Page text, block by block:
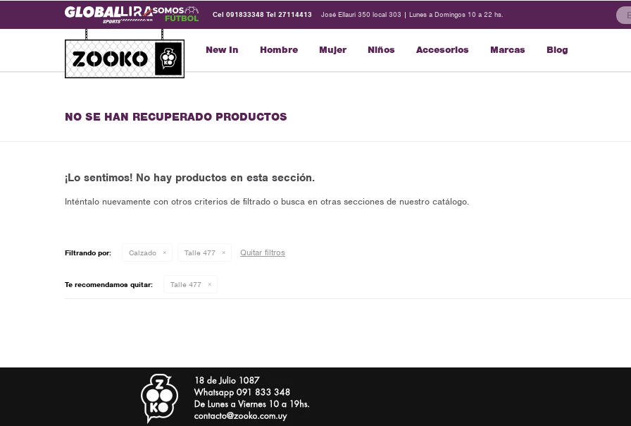
New In Hombre Mujer Niños Accesorios Marcas Blog
Cel 091833348 Tel 27114413 José Ellauri 350 local 303 | Lunes a Domingos 10 a 22 hs.
NO SE HAN RECUPERADO PRODUCTOS
¡Lo sentimos! No hay productos en esta sección.
Inténtalo nuevamente con otros criterios de filtrado o busca en otras secciones de nuestro catálogo.
Filtrando por: Calzado Talle 477 Quitar filtros
Te recomendamos quitar: Talle 477